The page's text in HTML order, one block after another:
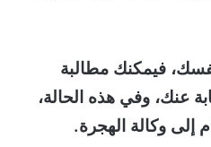
فيمكنك مطالبة
عنك، وفي هذه الحالة،
إلى وكالة الهجرة.